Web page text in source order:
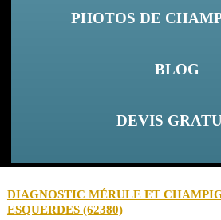
PHOTOS DE
BLOG
DEVIS
DIAGNOSTIC MÉRULE ET
ESQUERDES (62380)